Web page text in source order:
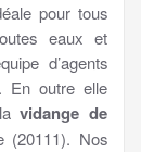
pour tous
eaux et
d’agents
En outre elle
lavidange de
(20111). Nos